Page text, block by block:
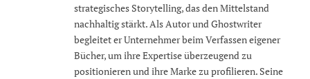
strategisches Storytelling, das den Mittelstand
nachhaltig stärkt. Als Autor und Ghostwriter
begleitet er Unternehmer beim Verfassen eigener
Bücher, um ihre Expertise überzeugend zu
positionieren und ihre Marke zu profilieren. Seine